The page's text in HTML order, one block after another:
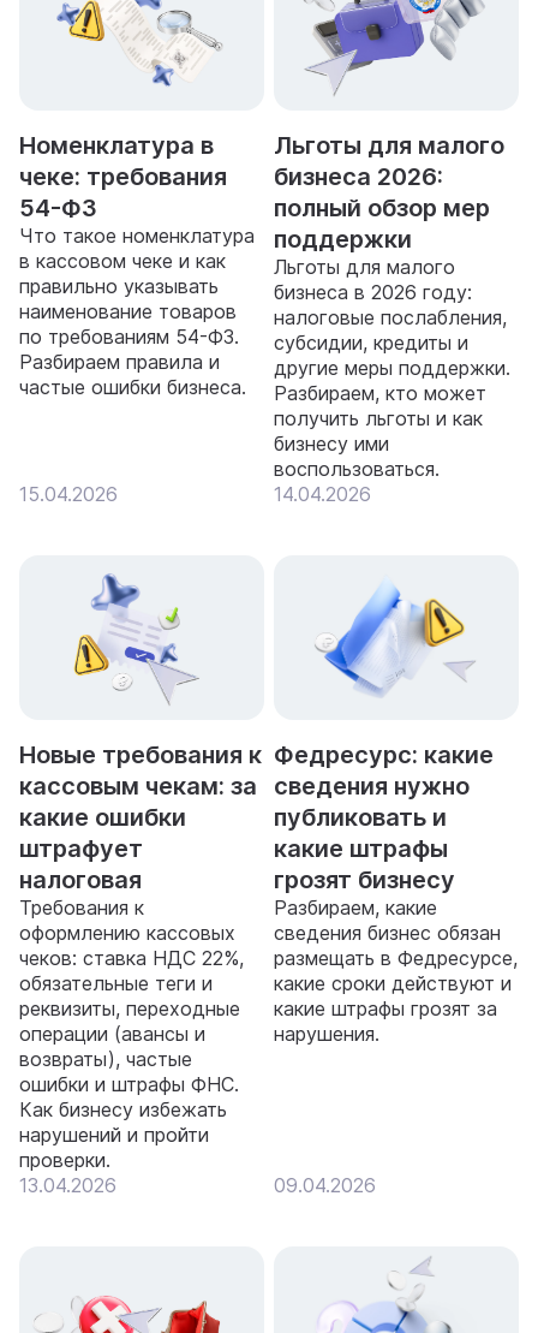
Номенклатура в
чеке: требования
54-ФЗ
Что такое номенклатура
в кассовом чеке и как
правильно указывать
наименование товаров
по требованиям 54-ФЗ.
Разбираем правила и
частые ошибки бизнеса.
15.04.2026
Льготы для малого
бизнеса 2026:
полный обзор мер
поддержки
Льготы для малого
бизнеса в 2026 году:
налоговые послабления,
субсидии, кредиты и
другие меры поддержки.
Разбираем, кто может
получить льготы и как
бизнесу ими
воспользоваться.
14.04.2026
Новые требования к
кассовым чекам: за
какие ошибки
штрафует
налоговая
Требования к
оформлению кассовых
чеков: ставка НДС 22%,
обязательные теги и
реквизиты, переходные
операции (авансы и
возвраты), частые
ошибки и штрафы ФНС.
Как бизнесу избежать
нарушений и пройти
проверки.
13.04.2026
Федресурс: какие
сведения нужно
публиковать и
какие штрафы
грозят бизнесу
Разбираем, какие
сведения бизнес обязан
размещать в Федресурсе,
какие сроки действуют и
какие штрафы грозят за
нарушения.
09.04.2026